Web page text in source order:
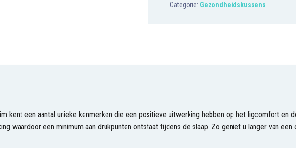
Categorie: Gezondheidskussens
kent een aantal unieke kenmerken die een positieve uitwerking hebben op het ligcomfort en
waardoor een minimum aan drukpunten ontstaat tijdens de slaap. Zo geniet u langer van een